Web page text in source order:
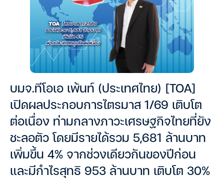
บมจ.ทีโอเอ เพ้นท์ (ประเทศไทย) [TOA]
เปิดผลประกอบการไตรมาส 1/69 เติบโต
ต่อเนื่อง ท่ามกลางภาวะเศรษฐกิจไทยที่ยัง
ชะลอตัว โดยมีรายได้รวม 5,681 ล้านบาท
เพิ่มขึ้น 4% จากช่วงเดียวกันของปีก่อน
และมีกำไรสุทธิ 953 ล้านบาท เติบโต 30%